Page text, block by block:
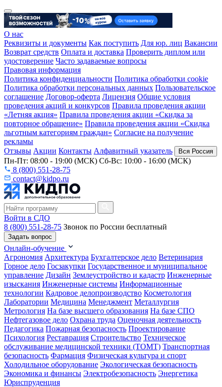
О нас
Реквизиты и документы Как поступить Для юр. лиц Вакансии
Возврат средств Оплата и доставка Проверить диплом или
удостоверение Часто задаваемые вопросы
Правовая информация
Политика конфиденциальности Политика обработки cookie
Политика обработки персональных данных Пользовательское
соглашение Договор-оферта Лицензия Общие условия
проведения акций и конкурсов Правила проведения акции
«Летняя акция» Правила проведения акции «Скидка за
повторное обращение» Правила проведения акции «Скидка
льготным категориям граждан» Согласие на получение
рекламы
Отзывы Акции Контакты Алфавитный указатель Вся Россия
Пн-Пт: 08:00 - 19:00 (МСК) Сб-Вс: 10:00 - 16:00 (МСК)
8 (800) 551-28-75
contact@kidpo.ru
Войти в СДО
8 (800) 551-28-75 Звонок по России бесплатный
Задать вопрос
Онлайн-обучение
Агрономия Архитектура Бухгалтерское дело Ветеринария
Горное дело Госзакупки Государственное и муниципальное
управление Дизайн Землеустройство и кадастр Инженерные
изыскания Инженерные системы Информационные
технологии Кадровое делопроизводство Косметология
Лаборатории Медицина Менеджмент Металлургия
Метрология На базе высшего образования На базе СПО
Нефтегазовое дело Охрана труда Оценочная деятельность
Педагогика Пожарная безопасность Проектирование
Психология Реставрация Строительство Техническое
обслуживание медицинской техники (ТОМТ) Транспортная
безопасность Фармация Физическая культура и спорт
Холодильное оборудование Экологическая безопасность
Экономика и финансы Электробезопасность Энергетика
Юриспруденция